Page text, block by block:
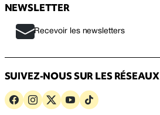
NEWSLETTER
Recevoir les newsletters
SUIVEZ-NOUS SUR LES RÉSEAUX